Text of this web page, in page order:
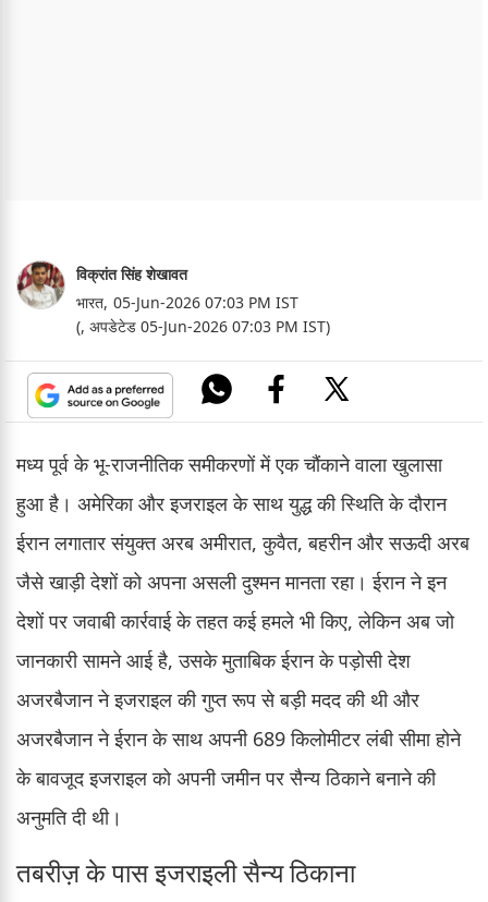
विक्रांत सिंह शेखावत
भारत, 05-Jun-2026 07:03 PM IST
(, अपडेटेड 05-Jun-2026 07:03 PM IST)
मध्य पूर्व के भू-राजनीतिक समीकरणों में एक चौंकाने वाला खुलासा
हुआ है। अमेरिका और इजराइल के साथ युद्ध की स्थिति के दौरान
ईरान लगातार संयुक्त अरब अमीरात, कुवैत, बहरीन और सऊदी अरब
जैसे खाड़ी देशों को अपना असली दुश्मन मानता रहा। ईरान ने इन
देशों पर जवाबी कार्रवाई के तहत कई हमले भी किए, लेकिन अब जो
जानकारी सामने आई है, उसके मुताबिक ईरान के पड़ोसी देश
अजरबैजान ने इजराइल की गुप्त रूप से बड़ी मदद की थी और
अजरबैजान ने ईरान के साथ अपनी 689 किलोमीटर लंबी सीमा होने
के बावजूद इजराइल को अपनी जमीन पर सैन्य ठिकाने बनाने की
अनुमति दी थी।
तबरीज़ के पास इजराइली सैन्य ठिकाना